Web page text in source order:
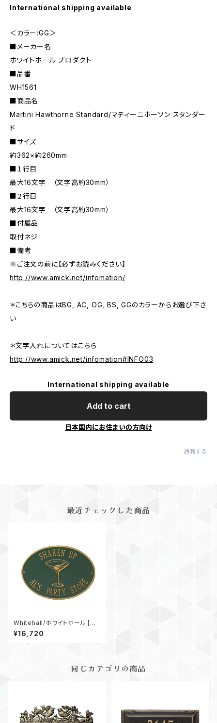
International shipping available
＜カラー:GG＞
■メーカー名
ホワイトホール プロダクト
■品番
WH1561
■商品名
Martini Hawthorne Standard/マティーニホーソン スタンダー
ド
■サイズ
約362×約260mm
■１行目
最大16文字 （文字高約30mm）
■２行目
最大16文字 （文字高約30mm）
■付属品
取付ネジ
■備考
※ご注文の前に【必ずお読みください】
http://www.amick.net/infomation/
＊こちらの商品はBG, AC, OG, BS, GGのカラーからお選び下さ
い
＊文字入れについてはこちら
http://www.amick.net/infomation#INFO03
International shipping available
Add to cart
日本国内にお住まいの方向け
通報する
最近チェックした商品
Whitehall/ホワイトホール [W
H-1561]Martini Hawthorne
Standard
¥16,720
同じカテゴリの商品